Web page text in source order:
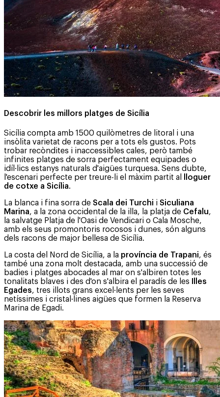
Descobrir les millors platges de Sicília
Sicília compta amb 1500 quilòmetres de litoral i una
insòlita varietat de racons per a tots els gustos. Pots
trobar recòndites i inaccessibles cales, però també
infinites platges de sorra perfectament equipades o
idíl·lics estanys naturals d'aigües turquesa. Sens dubte,
l'escenari perfecte per treure-li el màxim partit al
lloguer
de cotxe a Sicília.
La blanca i fina sorra de Scala dei Turchi i Siculiana
Marina, a la zona occidental de la illa, la platja de Cefalu,
la salvatge Platja de l'Oasi de Vendicari o Cala Mosche,
amb els seus promontoris rocosos i dunes, són alguns
dels racons de major bellesa de Sicília.
La costa del Nord de Sicília, a la província de Trapani, és
també una zona molt destacada, amb una successió de
badies i platges abocades al mar on s'albiren totes les
tonalitats blaves i des d'on s'albira el paradís de les
Illes
Egades, tres illots grans excel·lents per les seves
netíssimes i cristal·lines aigües que formen la Reserva
Marina de Egadi.